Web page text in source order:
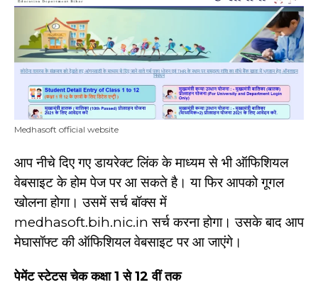
Medhasoft official website
आप नीचे दिए गए डायरेक्ट लिंक के माध्यम से भी ऑफिशियल
वेबसाइट के होम पेज पर आ सकते है। या फिर आपको गूगल
खोलना होगा। उसमें सर्च बॉक्स में
medhasoft.bih.nic.in सर्च करना होगा। उसके बाद आप
मेघासॉफ्ट की ऑफिशियल वेबसाइट पर आ जाएंगे।
पेमेंट स्टेटस चेक कक्षा 1 से 12 वीं तक